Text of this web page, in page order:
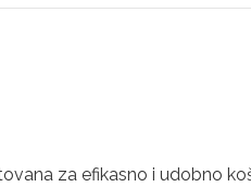
za efikasno i udobno